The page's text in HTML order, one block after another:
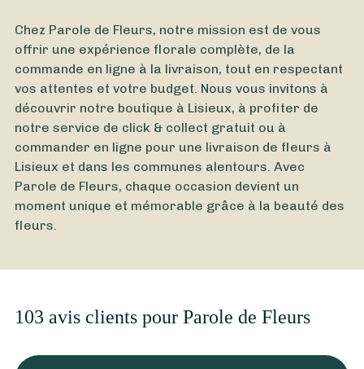
Chez Parole de Fleurs, notre mission est de vous
offrir une expérience florale complète, de la
commande en ligne à la livraison, tout en respectant
vos attentes et votre budget. Nous vous invitons à
découvrir notre boutique à Lisieux, à profiter de
notre service de click & collect gratuit ou à
commander en ligne pour une livraison de fleurs à
Lisieux et dans les communes alentours. Avec
Parole de Fleurs, chaque occasion devient un
moment unique et mémorable grâce à la beauté des
fleurs.
103 avis clients pour Parole de Fleurs